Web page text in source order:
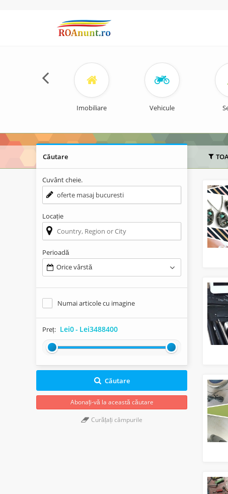
Imobiliare Vehicule
Căutare
Cuvânt cheie.
Locație
Perioadă
Orice vârstă
Numai articole cu imagine
Preț: Lei0- Lei3488400
Căutare
Abonați-vă la această căutare
Curățați câmpurile